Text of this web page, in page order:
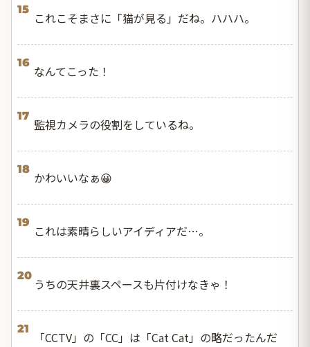
15
これこそまさに「猫が見る」だね。ハハハ。
16
なんてこった！
17
監視カメラの役割をしているね。
18
かわいいなぁ😀
19
これは素晴らしいアイディアだ…。
20
うちの天井裏スペースも片付けなきゃ！
21
「CCTV」の「CC」は「Cat Cat」の略だったんだ